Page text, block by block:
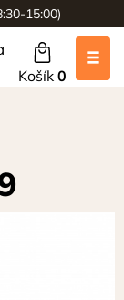
15:00)
Košík 0